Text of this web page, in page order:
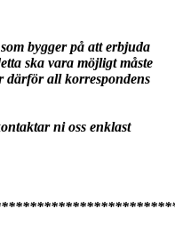
bygger på att erbjuda
ska vara möjligt måste
därför all korrespondens
ni oss enklast